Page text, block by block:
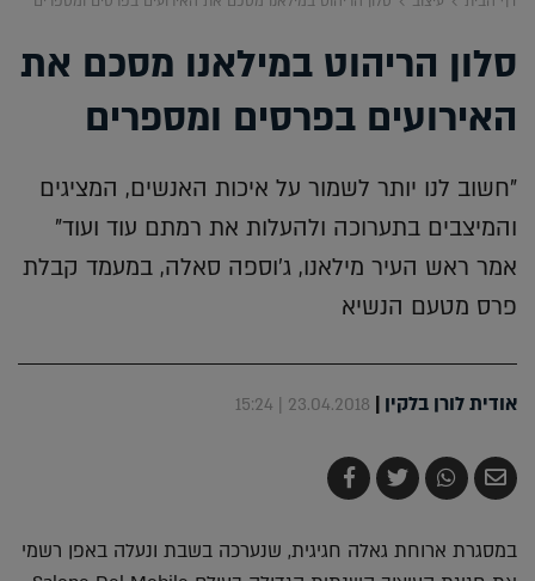
סלון הריהוט במילאנו מסכם את
האירועים בפרסים ומספרים
"חשוב לנו יותר לשמור על איכות האנשים, המציגים
והמיצבים בתערוכה ולהעלות את רמתם עוד ועוד"
אמר ראש העיר מילאנו, ג'וספה סאלה, במעמד קבלת
פרס מטעם הנשיא
אודית לורן בלקין |
23.04.2018 | 15:24
שלח
בדואר
שתף
ב-
צייץ
ב-
שתף
ב-
במסגרת ארוחת גאלה חגיגית, שנערכה בשבת ונעלה באפן רשמי